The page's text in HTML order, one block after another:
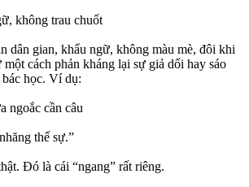
không trau chuốt
dân gian, khẩu ngữ, không màu mè, đôi khi
cách phản kháng lại sự giả dối hay sáo
học. Ví dụ:
ngoắc cần câu
thế sự.”
Đó là cái “ngang” rất riêng.